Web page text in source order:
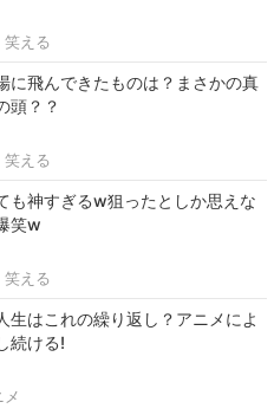
笑える
に飛んできたものは？まさかの真
頭？？
笑える
も神すぎるw狙ったとしか思えな
笑w
笑える
生はこれの繰り返し？アニメによ
続ける!